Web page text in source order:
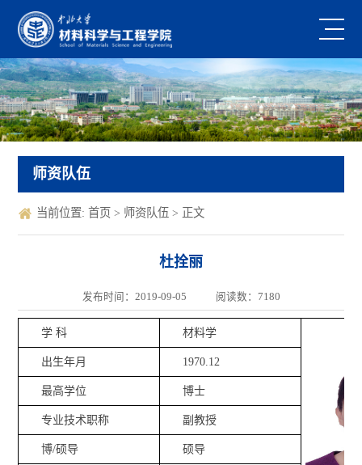
师资队伍
当前位置: 首页 > 师资队伍 > 正文
杜拴丽
发布时间：2019-09-05 阅读数： 7180
学 科 材料学
出生年月 1970.12
最高学位 博士
专业技术职称 副教授
博/硕导 硕导